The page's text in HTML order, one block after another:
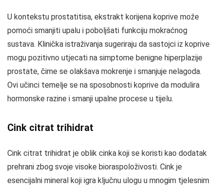
U kontekstu prostatitisa, ekstrakt korijena koprive može
pomoći smanjiti upalu i poboljšati funkciju mokraćnog
sustava. Klinička istraživanja sugeriraju da sastojci iz koprive
mogu pozitivno utjecati na simptome benigne hiperplazije
prostate, čime se olakšava mokrenje i smanjuje nelagoda.
Ovi učinci temelje se na sposobnosti koprive da modulira
hormonske razine i smanji upalne procese u tijelu.
Cink citrat trihidrat
Cink citrat trihidrat je oblik cinka koji se koristi kao dodatak
prehrani zbog svoje visoke bioraspoloživosti. Cink je
esencijalni mineral koji igra ključnu ulogu u mnogim tjelesnim